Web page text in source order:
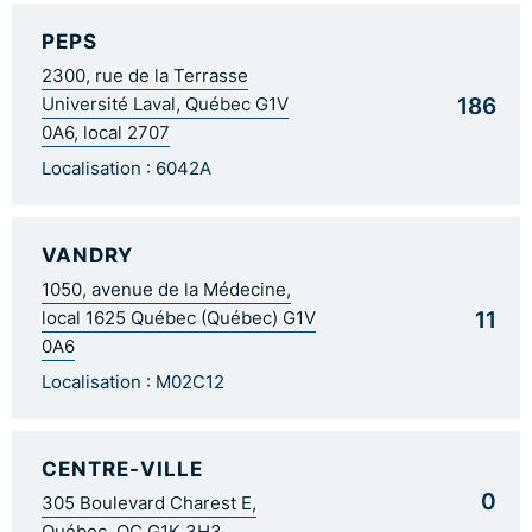
PEPS
2300, rue de la Terrasse
Université Laval, Québec G1V
0A6, local 2707
Localisation : 6042A
186
VANDRY
1050, avenue de la Médecine,
local 1625 Québec (Québec) G1V
0A6
Localisation : M02C12
11
CENTRE-VILLE
305 Boulevard Charest E,
0